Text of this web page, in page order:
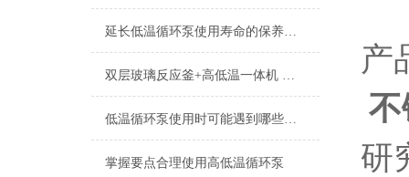
延长低温循环泵使用寿命的保养秘诀
双层玻璃反应釜+高低温一体机 说明
低温循环泵使用时可能遇到哪些问题？如何解决？
掌握要点合理使用高低温循环泵
产
不
研